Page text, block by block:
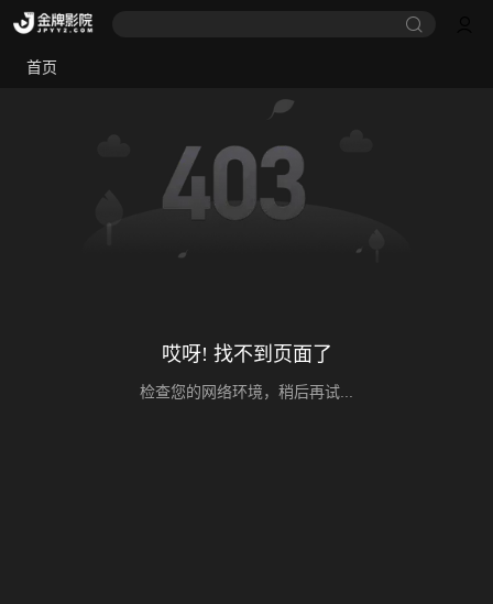
首页
哎呀! 找不到页面了
检查您的网络环境，稍后再试...